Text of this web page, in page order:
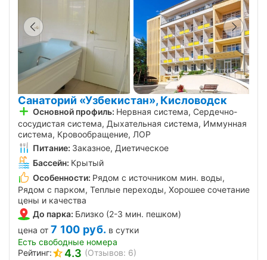
Санаторий «Узбекистан», Кисловодск
Основной профиль: Нервная система, Сердечно-
сосудистая система, Дыхательная система, Иммунная
система, Кровообращение, ЛОР
Питание: Заказное, Диетическое
Бассейн: Крытый
Особенности: Рядом с источником мин. воды,
Рядом с парком, Теплые переходы, Хорошее сочетание
цены и качества
До парка: Близко (2-3 мин. пешком)
цена от 7 100 руб. в сутки
Есть свободные номера
Рейтинг:
4.3 (Отзывов: 6)